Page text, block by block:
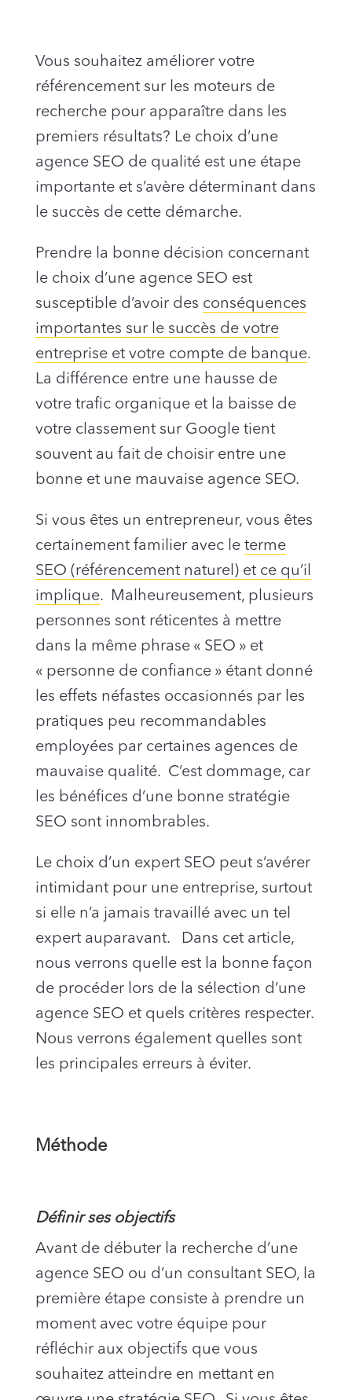
Vous souhaitez améliorer votre
référencement sur les moteurs de
recherche pour apparaître dans les
premiers résultats? Le choix d’une
agence SEO de qualité est une étape
importante et s’avère déterminant dans
le succès de cette démarche.
Prendre la bonne décision concernant
le choix d’une agence SEO est
susceptible d’avoir des conséquences
importantes sur le succès de votre
entreprise et votre compte de banque.
La différence entre une hausse de
votre trafic organique et la baisse de
votre classement sur Google tient
souvent au fait de choisir entre une
bonne et une mauvaise agence SEO.
Si vous êtes un entrepreneur, vous êtes
certainement familier avec le terme
SEO (référencement naturel) et ce qu’il
implique. Malheureusement, plusieurs
personnes sont réticentes à mettre
dans la même phrase « SEO » et
« personne de confiance » étant donné
les effets néfastes occasionnés par les
pratiques peu recommandables
employées par certaines agences de
mauvaise qualité. C’est dommage, car
les bénéfices d’une bonne stratégie
SEO sont innombrables.
Le choix d’un expert SEO peut s’avérer
intimidant pour une entreprise, surtout
si elle n’a jamais travaillé avec un tel
expert auparavant. Dans cet article,
nous verrons quelle est la bonne façon
de procéder lors de la sélection d’une
agence SEO et quels critères respecter.
Nous verrons également quelles sont
les principales erreurs à éviter.
Méthode
Définir ses objectifs
Avant de débuter la recherche d’une
agence SEO ou d’un consultant SEO, la
première étape consiste à prendre un
moment avec votre équipe pour
réfléchir aux objectifs que vous
souhaitez atteindre en mettant en